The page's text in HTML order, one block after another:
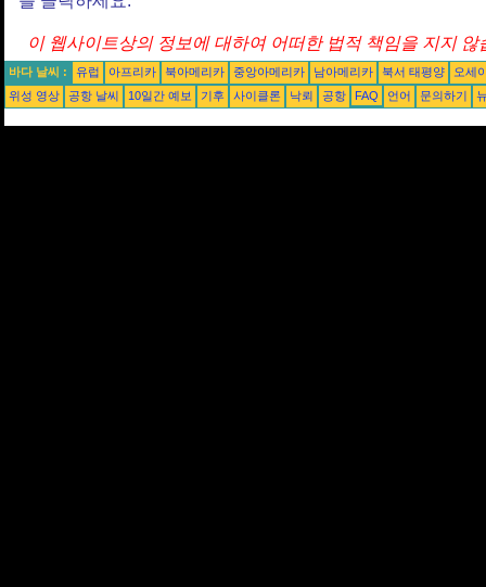
이 웹사이트상의 정보에 대하여 어떠한 법적 책임을 지지 않
바다 날씨 : 유럽 아프리카 북아메리카 중앙아메리카 남아메리카 북서 태평양
오세
위성 영상
공항 날씨 10일간 예보 기후 사이클론 낙뢰 공항 FAQ 언어 문의하기